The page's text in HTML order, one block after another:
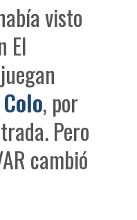
visto
El
, por
Pero
cambió